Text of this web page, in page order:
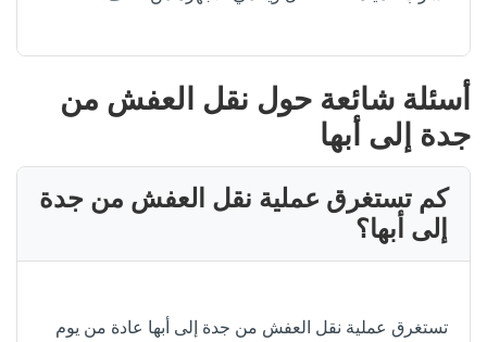
أسئلة شائعة حول نقل العفش من
جدة إلى أبها
كم تستغرق عملية نقل العفش من جدة
إلى أبها؟
تستغرق عملية نقل العفش من جدة إلى أبها عادة من يوم